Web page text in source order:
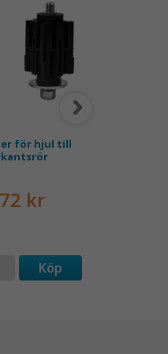
för hjul till
kr
Köp